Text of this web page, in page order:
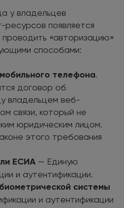
у владельцев
ресурсов появляется
«авторизацию»
способами:
телефона.
договор об
владельцем веб-
связи, который не
юридическим лицом.
этого требования
ЕСИА — Единую
и аутентификации.
системы
и аутентификации